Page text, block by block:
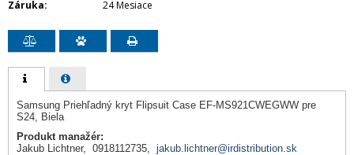
Záruka
24 Mesiace
Samsung Priehľadný kryt Flipsuit Case EF-MS921CWEGWW pre
S24, Biela
Produkt manažér:
Jakub Lichtner, 0918112735, jakub.lichtner@irdistribution.sk